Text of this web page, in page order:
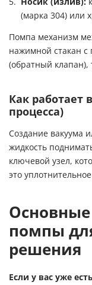
(марка 304) или
Помпа механизм
нажимной стакан
(обратный клапан),
Как работает
процесса)
Создание вакуума
жидкость
ключевой узел,
это
Основные
помпы
решения
Если у вас уже